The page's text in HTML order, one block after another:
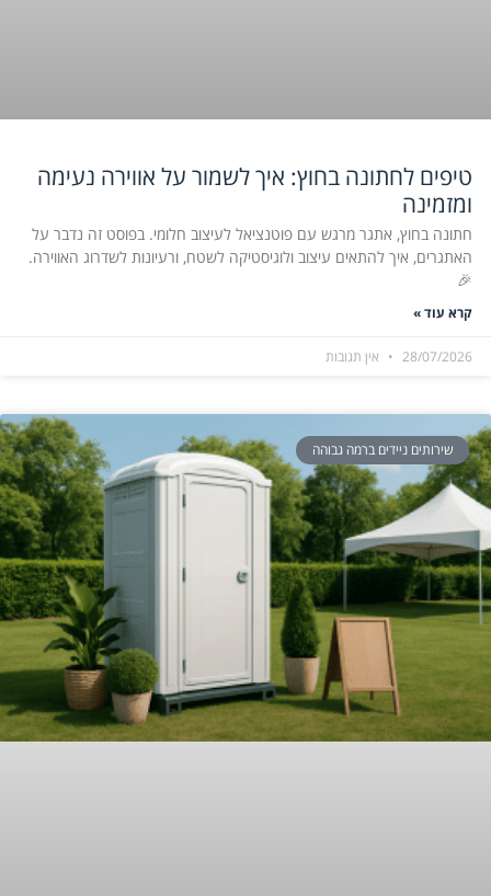
טיפים לחתונה בחוץ: איך לשמור על אווירה נעימה
ומזמינה
חתונה בחוץ, אתגר מרגש עם פוטנציאל לעיצוב חלומי. בפוסט זה נדבר על
האתגרים, איך להתאים עיצוב ולוגיסטיקה לשטח, ורעיונות לשדרוג האווירה.
🎉
קרא עוד »
28/07/2026 אין תגובות
שירותים ניידים ברמה גבוהה